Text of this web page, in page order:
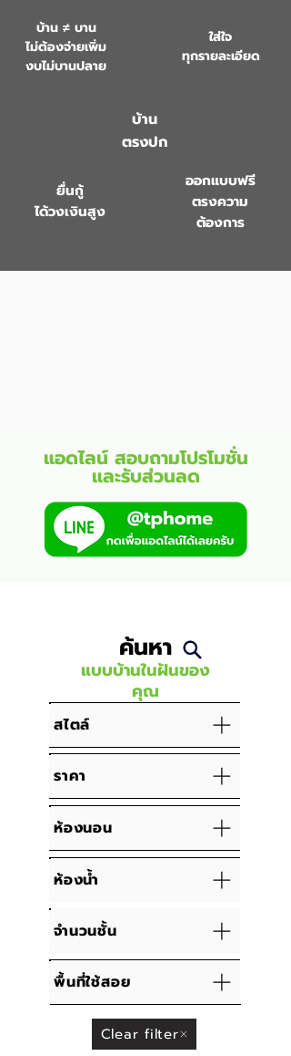
ใส่ใจ
ทุกรายละเอียด
บ้าน ≠ บาน
ไม่ต้องจ่ายเพิ่ม
งบไม่บานปลาย
บ้าน
ตรงปก
ยื่นกู้
ได้วงเงินสูง
ออกแบบฟรี
ตรงความ
ต้องการ
แอดไลน์ สอบถามโปรโมชั่น
และรับส่วนลด
ค้นหา
แบบบ้านในฝันของ
คุณ
สไตล์
ราคา
ห้องนอน
ห้องน้ำ
จำนวนชั้น
พื้นที่ใช้สอย
Clear filter